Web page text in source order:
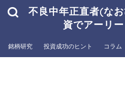
不良中年正直者(な
資でアーリ
銘柄研究 投資成功のヒント コラム